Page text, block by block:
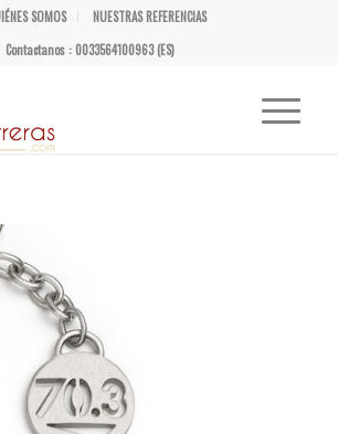
SOMOS
NUESTRAS REFERENCIAS
Contactanos : 0033564100963 (ES)